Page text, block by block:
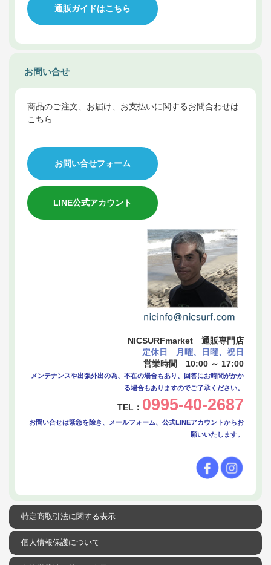
通販ガイドはこちら
お問い合せ
商品のご注文、お届け、お支払いに関するお問合わせは
こちら
お問い合せフォーム
LINE公式アカウント
NICSURFmarket 通販専門店
定休日 月曜、日曜、祝日
営業時間 10:00 ～ 17:00
メンテナンスや出張外出の為、不在の場合もあり、回答にお時間がかか
る場合もありますのでご了承ください。
TEL： 0995-40-2687
お問い合せは緊急を除き、メールフォーム、公式LINEアカウントからお
願いいたします。
特定商取引法に関する表示
個人情報保護について